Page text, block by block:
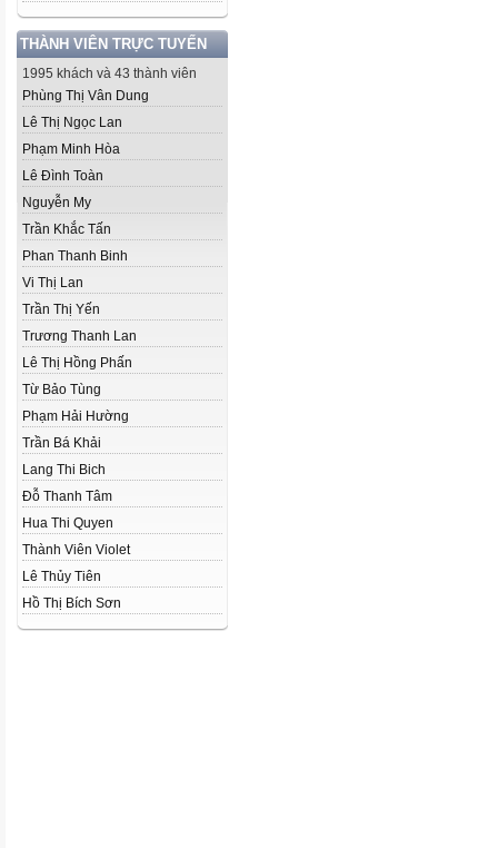
THÀNH VIÊN TRỰC TUYẾN
1995 khách và 43 thành viên
Phùng Thị Vân Dung
Lê Thị Ngọc Lan
Phạm Minh Hòa
Lê Đình Toàn
Nguyễn My
Trần Khắc Tấn
Phan Thanh Binh
Vi Thị Lan
Trần Thị Yến
Trương Thanh Lan
Lê Thị Hồng Phấn
Từ Bảo Tùng
Phạm Hải Hường
Trần Bá Khải
Lang Thi Bich
Đỗ Thanh Tâm
Hua Thi Quyen
Thành Viên Violet
Lê Thủy Tiên
Hồ Thị Bích Sơn